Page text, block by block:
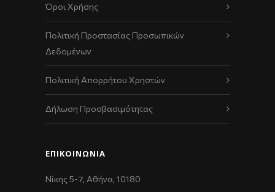
Όροι Χρήσης
Πολιτική Προστασίας Προσωπικών
Δεδομένων
Πολιτική Απορρήτου Χρηστών
Δήλωση Προσβασιμότητας
ΕΠΙΚΟΙΝΩΝΊΑ
Νίκης 5-7, Αθήνα, 10180